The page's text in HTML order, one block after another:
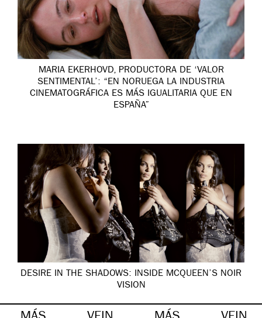
MARIA EKERHOVD, PRODUCTORA DE ‘VALOR
SENTIMENTAL’: “EN NORUEGA LA INDUSTRIA
CINEMATOGRÁFICA ES MÁS IGUALITARIA QUE EN
ESPAÑA”
DESIRE IN THE SHADOWS: INSIDE MCQUEEN’S NOIR
VISION